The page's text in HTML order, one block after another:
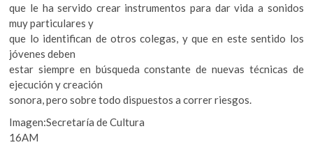
que le ha servido crear instrumentos para dar vida a sonidos
muy particulares y
que lo identifican de otros colegas, y que en este sentido los
jóvenes deben
estar siempre en búsqueda constante de nuevas técnicas de
ejecución y creación
sonora, pero sobre todo dispuestos a correr riesgos.
Imagen:Secretaría de Cultura
16AM